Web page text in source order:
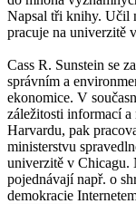
Napsal tři knihy. Učil
pracuje na univerzitě
Cass R. Sunstein se
správním a
ekonomice. V
záležitosti informací
Harvardu, pak
ministerstvu
univerzitě v Chicagu.
pojednávají např. o
demokracie